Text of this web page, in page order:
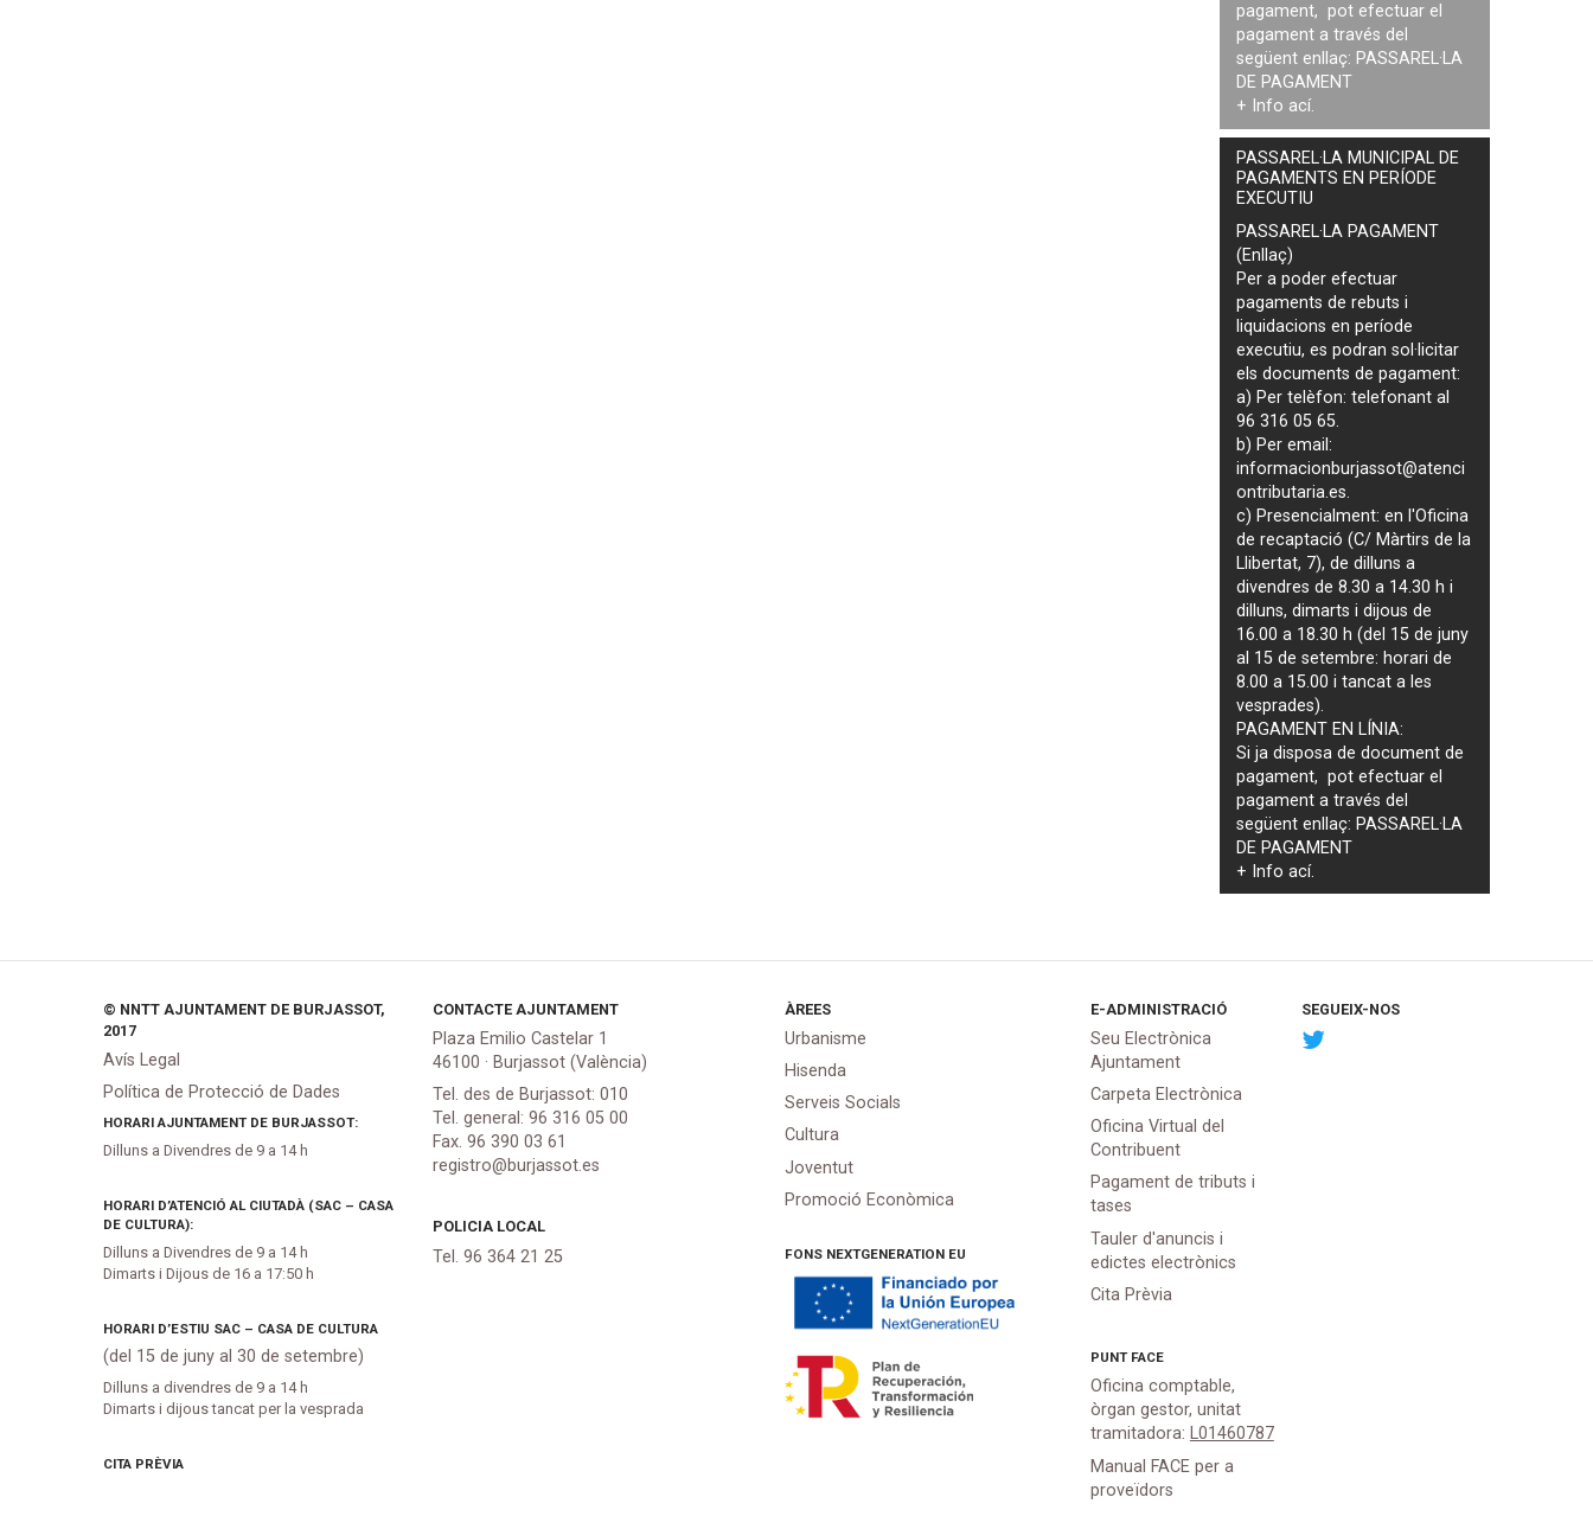
pagament, pot efectuar el
pagament a través del
següent enllaç: PASSAREL·LA
DE PAGAMENT
+ Info ací.
PASSAREL·LA MUNICIPAL DE
PAGAMENTS EN PERÍODE
EXECUTIU
PASSAREL·LA PAGAMENT
(Enllaç)
Per a poder efectuar
pagaments derebuts i
liquidacions en període
executiu, es podransol·licitar
els documents de pagament:
a) Per telèfon: telefonant al
96 316 05 65.
b) Per email:
informacionburjassot@atenci
ontributaria.es.
c) Presencialment: en l'Oficina
de recaptació (C/ Màrtirs de la
Llibertat, 7), de dilluns a
divendres de 8.30 a 14.30 h i
dilluns, dimarts i dijous de
16.00 a 18.30 h (del 15 de juny
al 15 de setembre: horari de
8.00 a 15.00 i tancat a les
vesprades).
PAGAMENT EN LÍNIA:
Si ja disposa de document de
pagament, pot efectuar el
pagament a través del
següent enllaç: PASSAREL·LA
DE PAGAMENT
+ Infoací.
© NNTT AJUNTAMENT DE BURJASSOT,
2017
Avís Legal
Política de Protecció de Dades
HORARI AJUNTAMENT DE BURJASSOT:
Dilluns a Divendres de 9 a 14 h
HORARI D’ATENCIÓ AL CIUTADÀ (SAC – CASA
DE CULTURA):
Dilluns a Divendres de 9 a 14 h
Dimarts i Dijous de 16 a 17:50 h
HORARI D’ESTIU SAC – CASA DE CULTURA
(del 15 de juny al 30 de setembre)
Dilluns a divendres de 9 a 14 h
Dimarts i dijous tancat per la vesprada
CITA PRÈVIA
CONTACTE AJUNTAMENT
Plaza Emilio Castelar 1
46100 · Burjassot (València)
Tel. des de Burjassot: 010
Tel. general: 96 316 05 00
Fax. 96 390 03 61
registro@burjassot.es
POLICIA LOCAL
Tel. 96 364 21 25
ÀREES
Urbanisme
Hisenda
Serveis Socials
Cultura
Joventut
Promoció Econòmica
FONS NEXTGENERATION EU
E-ADMINISTRACIÓ
Seu Electrònica
Ajuntament
Carpeta Electrònica
Oficina Virtual del
Contribuent
Pagament de tributs i
tases
Tauler d'anuncis i
edictes electrònics
Cita Prèvia
PUNT FACE
Oficina comptable,
òrgan gestor, unitat
tramitadora: L01460787
Manual FACE per a
proveïdors
SEGUEIX-NOS